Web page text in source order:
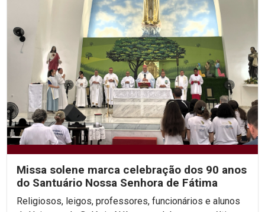
Missa solene marca celebração dos 90 anos
do Santuário Nossa Senhora de Fátima
Religiosos, leigos, professores, funcionários e alunos